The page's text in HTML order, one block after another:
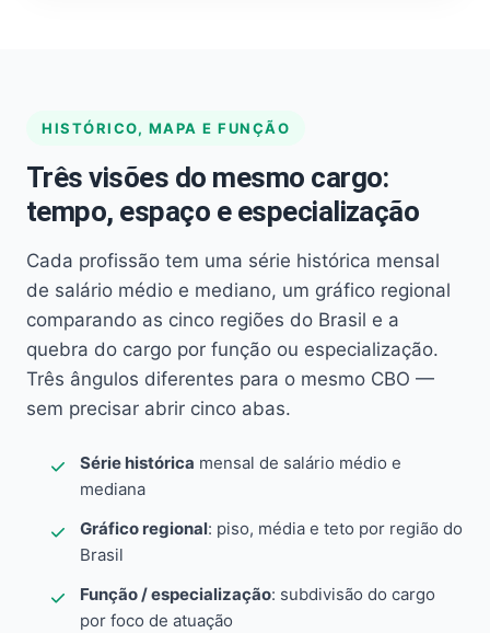
HISTÓRICO, MAPA E FUNÇÃO
Três visões do mesmo cargo:
tempo, espaço e especialização
Cada profissão tem uma série histórica mensal
de salário médio e mediano, um gráfico regional
comparando as cinco regiões do Brasil e a
quebra do cargo por função ou especialização.
Três ângulos diferentes para o mesmo CBO —
sem precisar abrir cinco abas.
Série histórica mensal de salário médio e
mediana
Gráfico regional: piso, média e teto por região do
Brasil
Função / especialização: subdivisão do cargo
por foco de atuação